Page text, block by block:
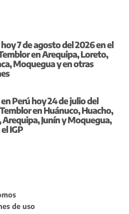
7 de agosto del 2026 en el
en Arequipa, Loreto,
Moquegua y en otras
Perú hoy 24 de julio del
en Huánuco, Huacho,
Arequipa, Junín y Moquegua,
IGP
de uso